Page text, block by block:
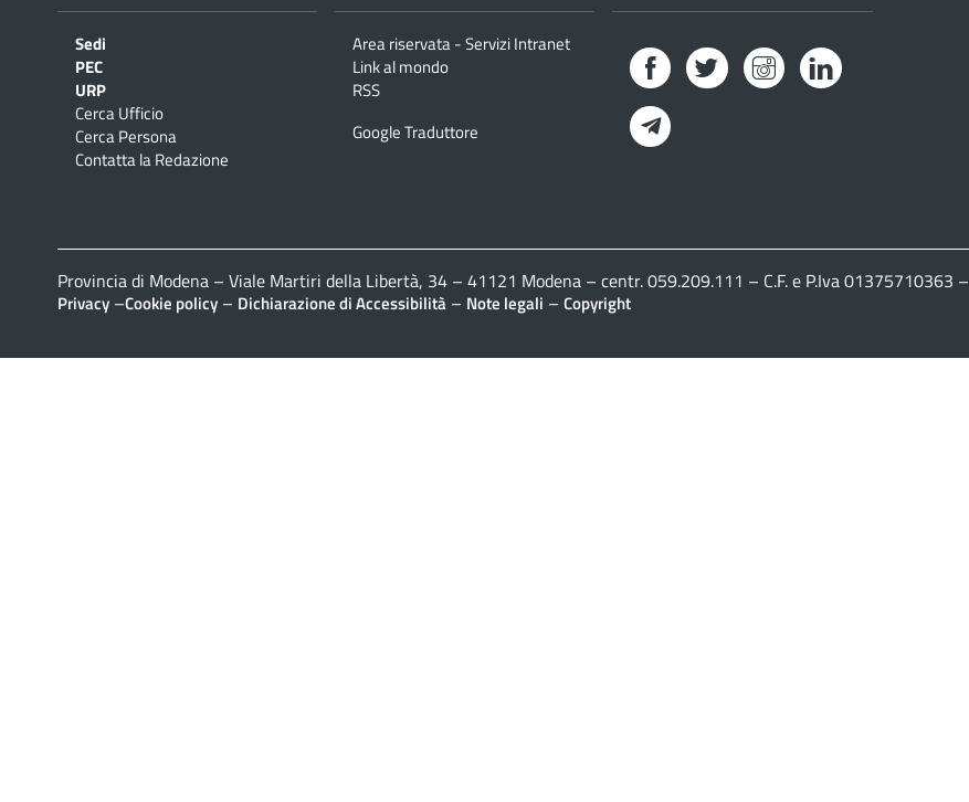
Sedi
PEC
URP
Cerca Ufficio
Cerca Persona
Contatta la Redazione
Area riservata - Servizi Intranet
Link al mondo
RSS
Google Traduttore
FacebookTwitterInstagramLinkedIn
Provincia di Modena – Viale Martiri della Libertà, 34 – 41121 Modena – centr. 059.209.111 – C.F. e P.Iva 01375710363 –
Privacy –Cookie policy – Dichiarazione di Accessibilità – Note legali – Copyright